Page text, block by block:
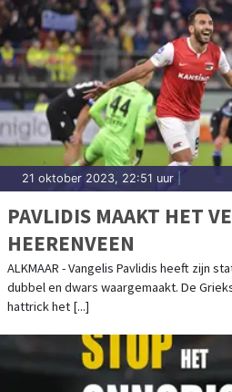
21 oktober 2023, 22:51 uur
PAVLIDIS MAAKT HET
HEERENVEEN
ALKMAAR - Vangelis Pavlidis heeft zijn
dubbel en dwars waargemaakt. De
hattrick het [...]